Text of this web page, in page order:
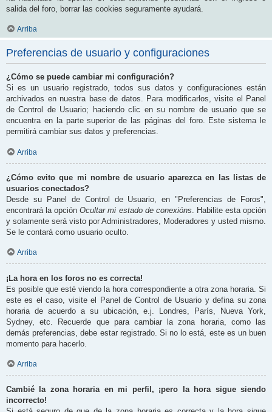
salida del foro, borrar las cookies seguramente ayudará.
Arriba
Preferencias de usuario y configuraciones
¿Cómo se puede cambiar mi configuración?
Si es un usuario registrado, todos sus datos y configuraciones están
archivados en nuestra base de datos. Para modificarlos, visite el Panel
de Control de Usuario; haciendo clic en su nombre de usuario que se
encuentra en la parte superior de las páginas del foro. Este sistema le
permitirá cambiar sus datos y preferencias.
Arriba
¿Cómo evito que mi nombre de usuario aparezca en las listas de
usuarios conectados?
Desde su Panel de Control de Usuario, en "Preferencias de Foros",
encontrará la opciónOcultar mi estado de conexións . Habilite esta opción
y solamente será visto por Administradores, Moderadores y usted mismo.
Se le contará como usuario oculto.
Arriba
¡La hora en los foros no es correcta!
Es posible que esté viendo la hora correspondiente a otra zona horaria. Si
este es el caso, visite el Panel de Control de Usuario y defina su zona
horaria de acuerdo a su ubicación, e.j. Londres, París, Nueva York,
Sydney, etc. Recuerde que para cambiar la zona horaria, como las
demás preferencias, debe estar registrado. Si no lo está, este es un buen
momento para hacerlo.
Arriba
Cambié la zona horaria en mi perfil, ¡pero la hora sigue siendo
incorrecto!